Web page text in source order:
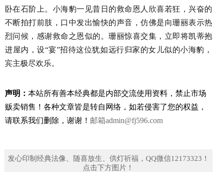
卧在石阶上。小海豹一见昔日的救命恩人欣喜若狂，兴奋的
不断拍打前肢，口中发出愉快的声音，仿佛是向珊丽表示热
烈问候，感谢救命之恩似的。珊丽惊喜交集，立即将凯蒂抱
进屋内，设“宴”招待这位犹如远行归家的女儿似的小海豹，
宾主极尽欢乐。
声明： 本站所有善本经典都是内部交流使用资料，禁止市场
贩卖销售！ 各种文章皆是转自网络，如若侵害了您的权益，
请联系我们删除，谢谢！ 邮箱admin@fj596.com
发心印制经典法像、随喜放生、供灯祈福，QQ微信12173323！
点击下方图片！